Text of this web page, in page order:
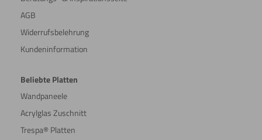
AGB
Widerrufsbelehrung
Kundeninformation
Beliebte Platten
Wandpaneele
Acrylglas Zuschnitt
Trespa® Platten